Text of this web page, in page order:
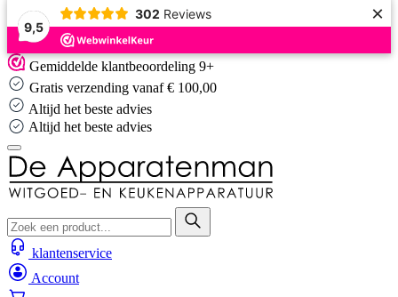
9,5
302 Reviews ×
Skip
to
content
Gemiddelde klantbeoordeling 9+
Gratis verzending vanaf € 100,00
Altijd het beste advies
Altijd het beste advies
klantenservice
Account